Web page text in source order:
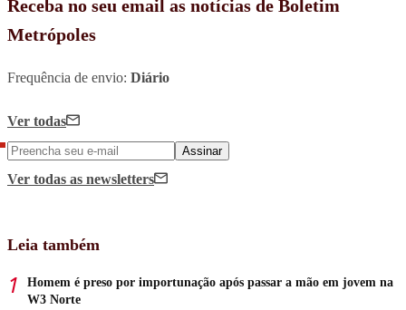
Receba no seu email as notícias de Boletim
Metrópoles
Frequência de envio: Diário
Ver todas
Assinar
Ver todas as newsletters
Leia também
Homem é preso por importunação após passar a mão em jovem na
W3 Norte